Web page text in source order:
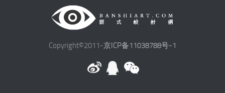
Copyright©2011-京ICP备11038788号-1